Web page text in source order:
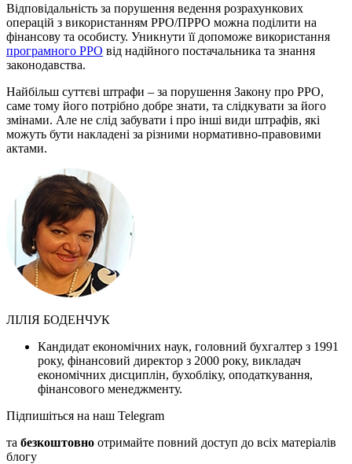
Відповідальність за порушення ведення розрахункових
операцій з використанням РРО/ПРРО можна поділити на
фінансову та особисту. Уникнути її допоможе використання
програмного РРО від надійного постачальника та знання
законодавства.
Найбільш суттєві штрафи – за порушення Закону про РРО,
саме тому його потрібно добре знати, та слідкувати за його
змінами. Але не слід забувати і про інші види штрафів, які
можуть бути накладені за різними нормативно-правовими
актами.
ЛІЛІЯ БОДЕНЧУК
Кандидат економічних наук, головний бухгалтер з 1991
року, фінансовий директор з 2000 року, викладач
економічних дисциплін, бухобліку, оподаткування,
фінансового менеджменту.
Підпишіться на наш Telegram
та безкоштовно отримайте повний доступ до всіх матеріалів
блогу